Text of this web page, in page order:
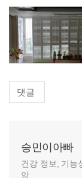
댓글
승민이아빠
건강 정보, 기능
암